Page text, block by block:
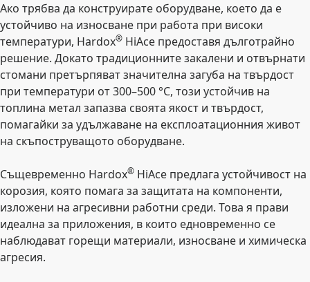
Ако трябва да конструирате оборудване, което да е
устойчиво на износване при работа при високи
температури, Hardox® HiAce предоставя дълготрайно
решение. Докато традиционните закалени и отвърнати
стомани претърпяват значителна загуба на твърдост
при температури от 300–500 °C, този устойчив на
топлина метал запазва своята якост и твърдост,
помагайки за удължаване на експлоатационния живот
на скъпоструващото оборудване.
Същевременно Hardox® HiAce предлага устойчивост на
корозия, която помага за защитата на компоненти,
изложени на агресивни работни среди. Това я прави
идеална за приложения, в които едновременно се
наблюдават горещи материали, износване и химическа
агресия.